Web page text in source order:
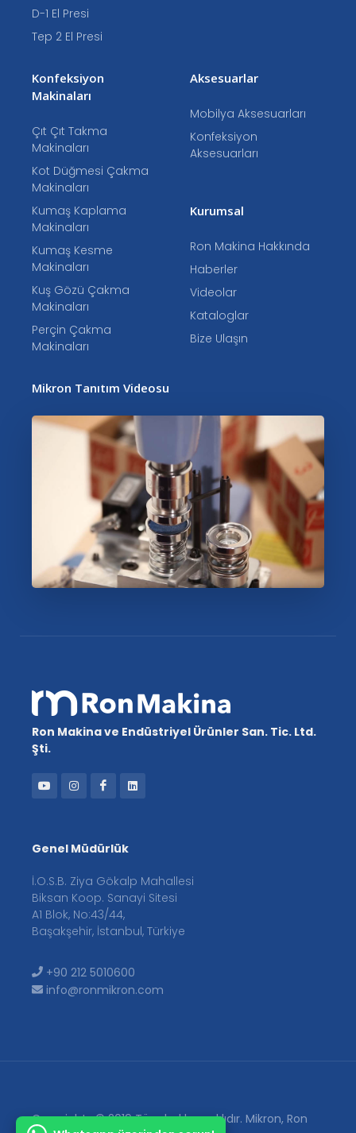
D-1 El Presi
Tep 2 El Presi
Konfeksiyon
Makinaları
Çıt Çıt Takma
Makinaları
Kot Düğmesi Çakma
Makinaları
Kumaş Kaplama
Makinaları
Kumaş Kesme
Makinaları
Kuş Gözü Çakma
Makinaları
Perçin Çakma
Makinaları
Aksesuarlar
Mobilya Aksesuarları
Konfeksiyon
Aksesuarları
Kurumsal
Ron Makina Hakkında
Haberler
Videolar
Kataloglar
Bize Ulaşın
Mikron Tanıtım Videosu
Ron Makina ve Endüstriyel Ürünler San. Tic. Ltd.
Şti.
Genel Müdürlük
İ.O.S.B. Ziya Gökalp Mahallesi
Biksan Koop. Sanayi Sitesi
A1 Blok, No:43/44,
Başakşehir, İstanbul, Türkiye
+90 212 5010600
info@ronmikron.com
Copyrights © 2019 Tüm hakları saklıdır. Mikron, Ron